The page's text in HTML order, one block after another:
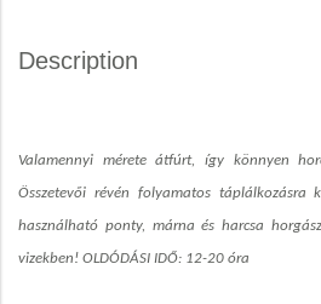
Description
Valamennyi mérete átfúrt, így könnyen
Összetevői révén folyamatos táplálkozásra
használható ponty, márna és harcsa
vizekben! OLDÓDÁSI IDŐ: 12-20 óra